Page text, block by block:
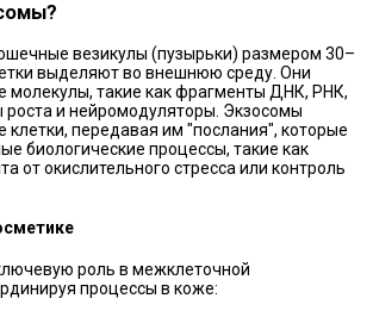
везикулы (пузырьки) размером 30–
выделяют во внешнюю среду. Они
молекулы, такие как фрагменты ДНК, РНК,
и нейромодуляторы. Экзосомы
клетки, передавая им "послания", которые
биологические процессы, такие как
от окислительного стресса или контроль
роль в межклеточной
процессы в коже: